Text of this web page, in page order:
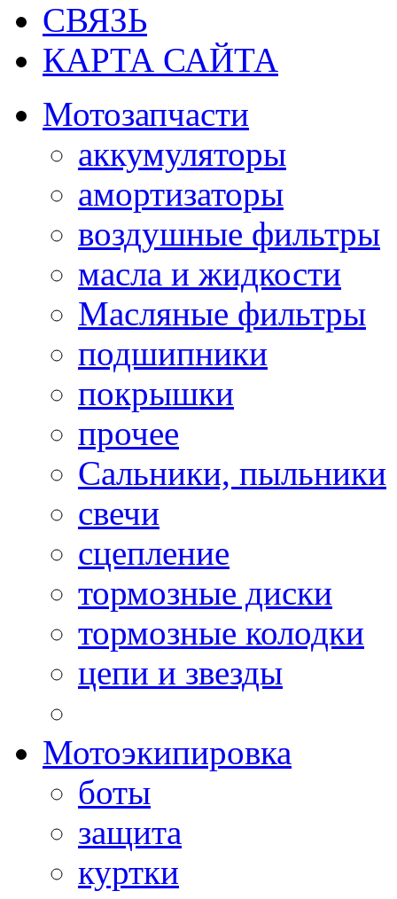
СВЯЗЬ
КАРТА САЙТА
Мотозапчасти
аккумуляторы
амортизаторы
воздушные фильтры
масла и жидкости
Масляные фильтры
подшипники
покрышки
прочее
Сальники, пыльники
свечи
сцепление
тормозные диски
тормозные колодки
цепи и звезды
Мотоэкипировка
боты
защита
куртки